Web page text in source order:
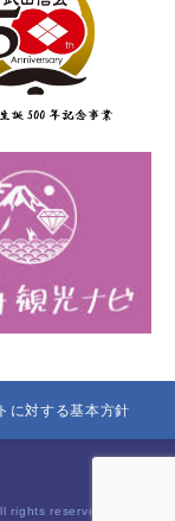
に対する基本方針
rights reserved.